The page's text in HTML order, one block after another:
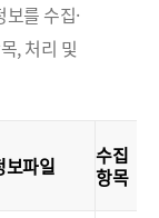
를 수집·
, 처리 및
보파일
수집
항목